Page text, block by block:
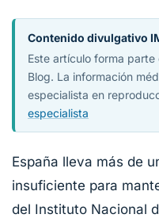
Contenido divulgativo
Este artículo forma
Blog. La información
especialista en
especialista
España lleva más de
insuficiente para
del Instituto Nacional